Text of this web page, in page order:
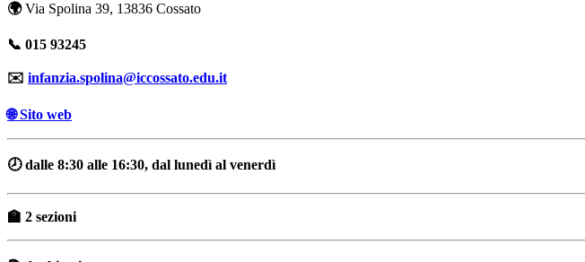
🌍Via Spolina 39, 13836 Cossato
📞 015 93245
✉️ infanzia.spolina@iccossato.edu.it
🌐 Sito web
🕗 dalle 8:30 alle 16:30, dal lunedì al venerdì
🏫 2 sezioni